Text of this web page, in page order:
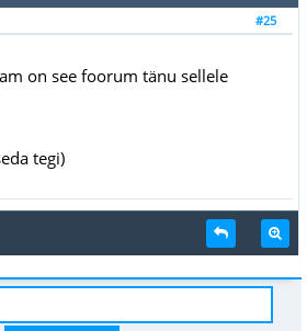
#25
on see foorum tänu sellele
tegi)